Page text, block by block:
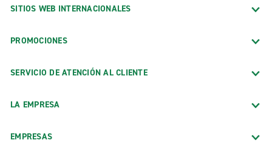
SITIOS WEB INTERNACIONALES
PROMOCIONES
SERVICIO DE ATENCIÓN AL CLIENTE
LA EMPRESA
EMPRESAS